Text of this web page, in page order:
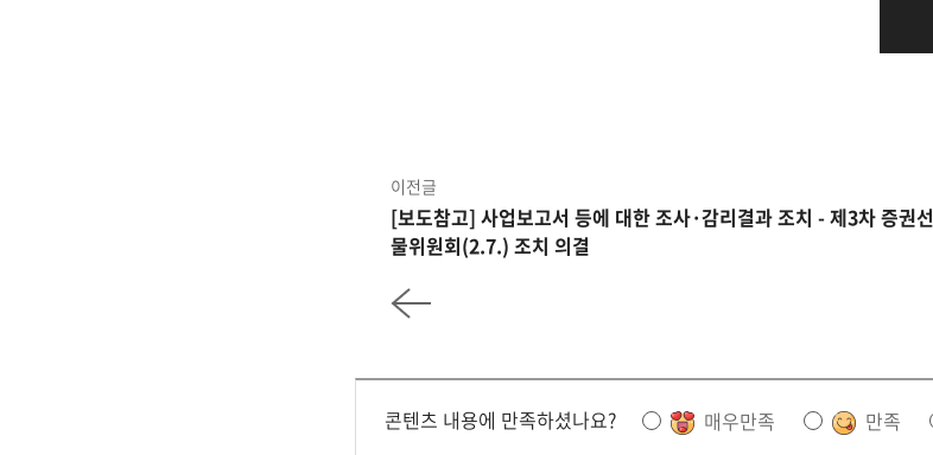
이전글
[보도참고] 사업보고서 등에 대한 조사·감리결과 조치 - 제3차 증권선
물위원회(2.7.) 조치 의결
콘텐츠 내용에 만족하셨나요? 매우만족 만족